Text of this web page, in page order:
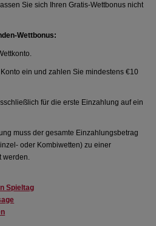
Sie sich Ihren Gratis-Wettbonus nicht
Wettbonus:
ein und zahlen Sie mindestens €10
für die erste Einzahlung auf ein
muss der gesamte Einzahlungsbetrag
oder Kombiwetten) zu einer
werden.
Spieltag